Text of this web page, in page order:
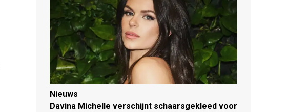
Nieuws
Davina Michelle verschijnt schaarsgekleed voor